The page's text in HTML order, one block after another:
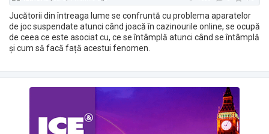
Jucătorii din întreaga lume se confruntă cu problema aparatelor
de joc suspendate atunci când joacă în cazinourile online, se ocupă
de ceea ce este asociat cu, ce se întâmplă atunci când se întâmplă
și cum să facă față acestui fenomen.